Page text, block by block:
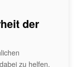
der
zu helfen,